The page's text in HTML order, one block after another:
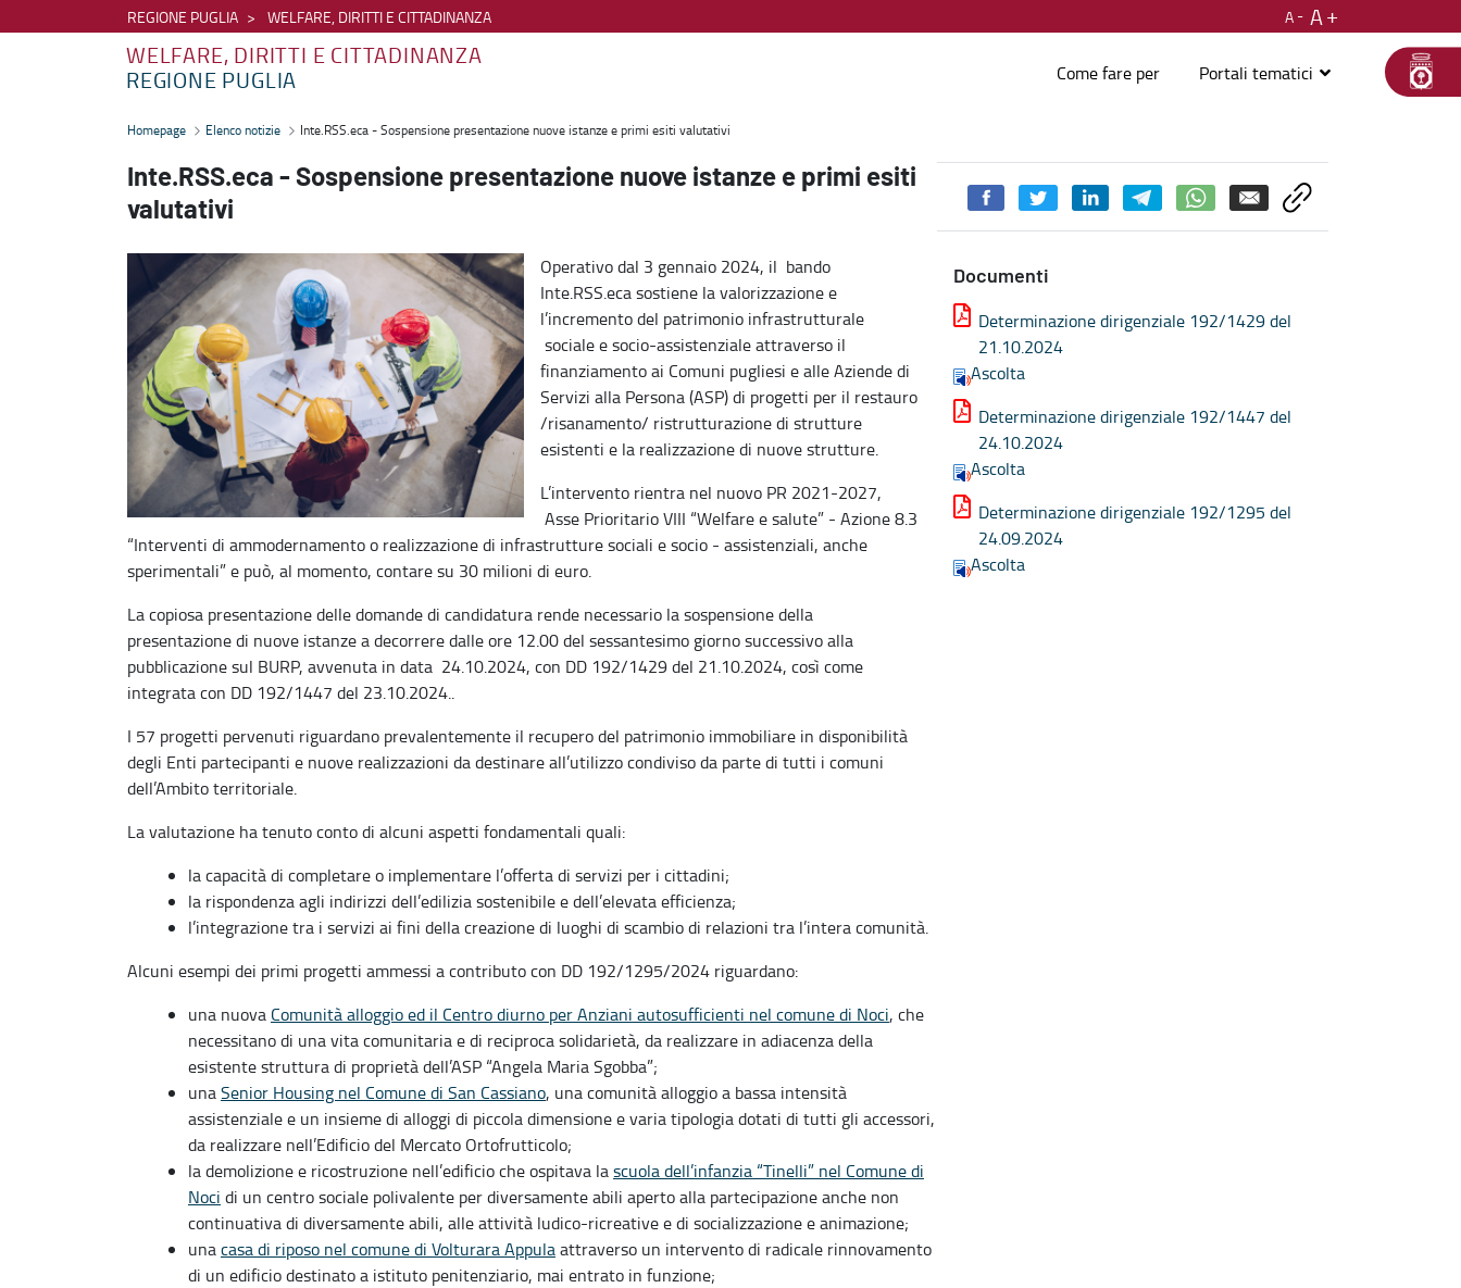
REGIONE PUGLIA WELFARE, DIRITTI E CITTADINANZA A
A
WELFARE, DIRITTI E CITTADINANZA
REGIONE PUGLIA
Come fare per Portali tematici
Inte.RSS.eca - Sospensione presentazione nuove istanze e primi esiti valutativi - Welfare, diritti e cittadinanza
Homepage Elenco notizie Inte.RSS.eca - Sospensione presentazione nuove istanze e primi esiti valutativi
Inte.RSS.eca - Sospensione presentazione nuove istanze e primi esiti
valutativi
Operativo dal 3 gennaio 2024, il bando
Inte.RSS.eca sostiene la valorizzazione e
l’incremento del patrimonio infrastrutturale
sociale e socio-assistenziale attraverso il
finanziamento ai Comuni pugliesi e alle Aziende di
Servizi alla Persona (ASP) di progetti per il restauro
/risanamento/ ristrutturazione di strutture
esistenti e la realizzazione di nuove strutture.
L’intervento rientra nel nuovo PR 2021-2027,
Asse Prioritario VIII “Welfare e salute” - Azione 8.3
“Interventi di ammodernamento o realizzazione di infrastrutture sociali e socio - assistenziali, anche
sperimentali” e può, al momento, contare su 30 milioni di euro.
La copiosa presentazione delle domande di candidatura rende necessario la sospensione della
presentazione di nuove istanze a decorrere dalle ore 12.00 del sessantesimo giorno successivo alla
pubblicazione sul BURP, avvenuta in data 24.10.2024, con DD 192/1429 del 21.10.2024, così come
integrata con DD 192/1447 del 23.10.2024..
I 57 progetti pervenuti riguardano prevalentemente il recupero del patrimonio immobiliare in disponibilità
degli Enti partecipanti e nuove realizzazioni da destinare all’utilizzo condiviso da parte di tutti i comuni
dell’Ambito territoriale.
La valutazione ha tenuto conto di alcuni aspetti fondamentali quali:
la capacità di completare o implementare l’offerta di servizi per i cittadini;
la rispondenza agli indirizzi dell’edilizia sostenibile e dell’elevata efficienza;
l’integrazione tra i servizi ai fini della creazione di luoghi di scambio di relazioni tra l’intera comunità.
Alcuni esempi dei primi progetti ammessi a contributo con DD 192/1295/2024 riguardano:
una nuova Comunità alloggio ed il Centro diurno per Anziani autosufficienti nel comune di Noci, che
necessitano di una vita comunitaria e di reciproca solidarietà, da realizzare in adiacenza della
esistente struttura di proprietà dell’ASP “Angela Maria Sgobba”;
unaSenior Housing nel Comune di San Cassiano, una comunità alloggio a bassa intensità
assistenziale e un insieme di alloggi di piccola dimensione e varia tipologia dotati di tutti gli accessori,
da realizzare nell’Edificio del Mercato Ortofrutticolo;
la demolizione e ricostruzione nell’edificio che ospitava lascuola dell’infanzia “Tinelli” nel Comune di
Noci di un centro sociale polivalente per diversamente abili aperto alla partecipazione anche non
continuativa di diversamente abili, alle attività ludico-ricreative e di socializzazione e animazione;
unacasa di riposo nel comune di Volturara Appulaattraverso un intervento di radicale rinnovamento
di un edificio destinato a istituto penitenziario, mai entrato in funzione;
Documenti
Determinazione dirigenziale 192/1429 del
21.10.2024
Ascolta
Determinazione dirigenziale 192/1447 del
24.10.2024
Ascolta
Determinazione dirigenziale 192/1295 del
24.09.2024
Ascolta